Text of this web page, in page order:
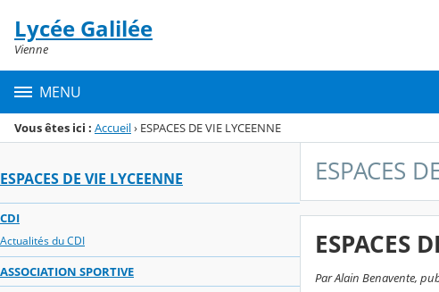
Menu de la rubrique
Contenu
Lycée Galilée
Vienne
MENU
Vous êtes ici : Accueil› ESPACES DE VIE LYCEENNE
ESPACES DE VIE LYCEENNE
CDI
Actualités du CDI
ASSOCIATION SPORTIVE
ESPACES
ESPACES
Par Alain Benavente,